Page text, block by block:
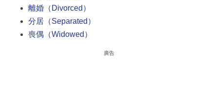
離婚（Divorced）
分居（Separated）
喪偶（Widowed）
廣告